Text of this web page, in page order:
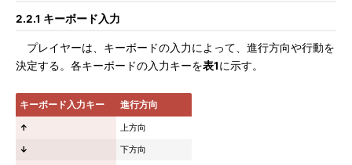
2.2.1 キーボード入力
プレイヤーは、キーボードの入力によって、進行方向や行動を
決定する。各キーボードの入力キーを表1に示す。
キーボード入力キー 進行方向
↑
上方向
↓
下方向